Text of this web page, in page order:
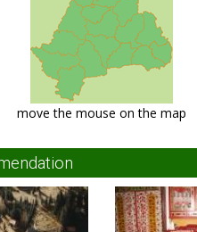
move the mouse on the map